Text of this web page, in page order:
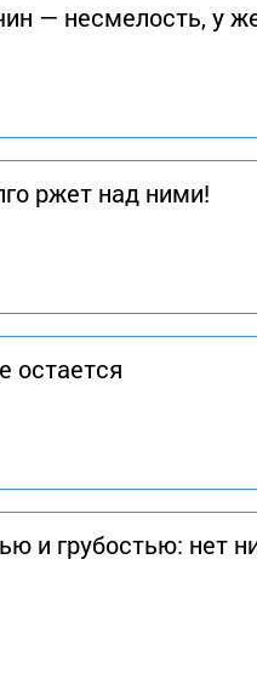
— несмелость, у
ржет над ними!
остается
и грубостью: нет